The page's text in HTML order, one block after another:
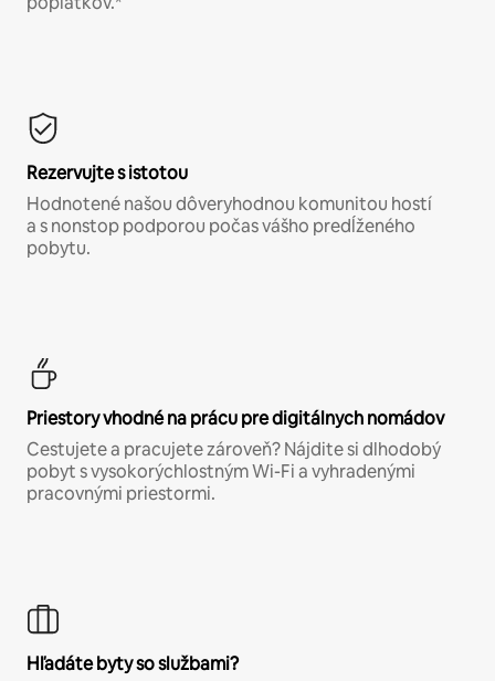
Rezervujte s istotou
Hodnotené našou dôveryhodnou komunitou hostí
a s nonstop podporou počas vášho predĺženého
pobytu.
Priestory vhodné na prácu pre digitálnych nomádov
Cestujete a pracujete zároveň? Nájdite si dlhodobý
pobyt s vysokorýchlostným Wi-Fi a vyhradenými
pracovnými priestormi.
Hľadáte byty so službami?